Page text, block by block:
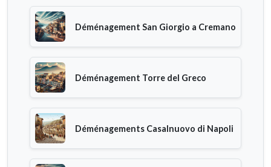
Déménagement San Giorgio a Cremano
Déménagement Torre del Greco
Déménagements Casalnuovo di Napoli